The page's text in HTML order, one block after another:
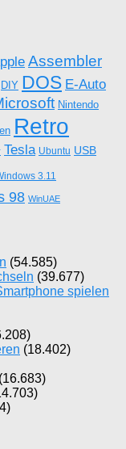
Assembler
DIY DOS E-Auto
Nintendo
Retro
Tesla Ubuntu USB
3.11
98 WinUAE
(54.585)
(39.677)
spielen
(18.402)
(16.683)